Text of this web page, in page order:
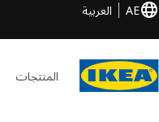
AE العربية
المنتجات